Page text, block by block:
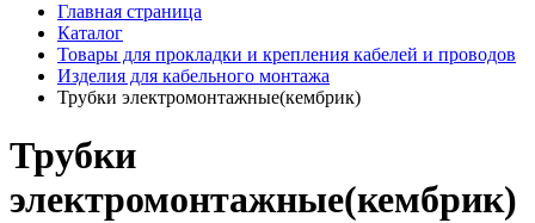
Главная страница
Каталог
Товары для прокладки и крепления кабелей и проводов
Изделия для кабельного монтажа
Трубки электромонтажные(кембрик)
Трубки
электромонтажные(кембрик)